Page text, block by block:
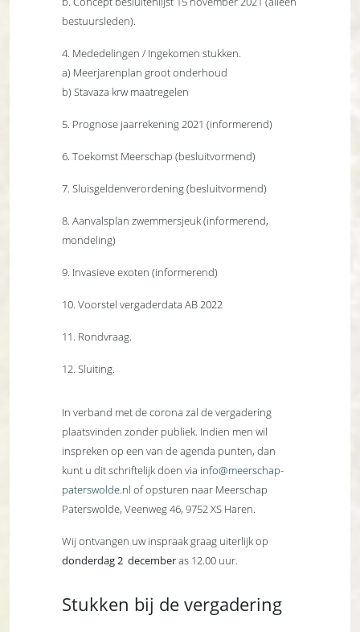
bestuursleden).
4. Mededelingen / Ingekomen stukken.
a) Meerjarenplan groot onderhoud
b) Stavaza krw maatregelen
5. Prognose jaarrekening 2021 (informerend)
6. Toekomst Meerschap (besluitvormend)
7. Sluisgeldenverordening (besluitvormend)
8. Aanvalsplan zwemmersjeuk (informerend,
mondeling)
9. Invasieve exoten (informerend)
10. Voorstel vergaderdata AB 2022
11. Rondvraag.
12. Sluiting.
In verband met de corona zal de vergadering
plaatsvinden zonder publiek. Indien men wil
inspreken op een van de agenda punten, dan
kunt u dit schriftelijk doen via info@meerschap-
paterswolde.nl of opsturen naar Meerschap
Paterswolde, Veenweg 46, 9752 XS Haren.
Wij ontvangen uw inspraak graag uiterlijk op
donderdag 2 decemberas 12.00 uur.
Stukken bij de vergadering